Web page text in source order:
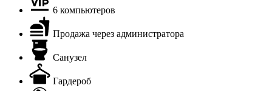
6 компьютеров
Продажа через администратора
Санузел
Гардероб